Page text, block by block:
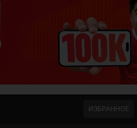
ИЗБРАННОЕ